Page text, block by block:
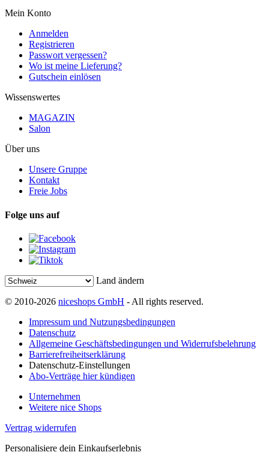
Mein Konto
Anmelden
Registrieren
Passwort vergessen?
Wo ist meine Lieferung?
Gutschein einlösen
Wissenswertes
MAGAZIN
Salon
Über uns
Unsere Gruppe
Kontakt
Freie Jobs
Folge uns auf
Land ändern
© 2010-2026 niceshops GmbH - All rights reserved.
Impressum und Nutzungsbedingungen
Datenschutz
Allgemeine Geschäftsbedingungen und Widerrufsbelehrung
Barrierefreiheitserklärung
Datenschutz-Einstellungen
Abo-Verträge hier kündigen
Unternehmen
Weitere nice Shops
Vertrag widerrufen
Personalisiere dein Einkaufserlebnis